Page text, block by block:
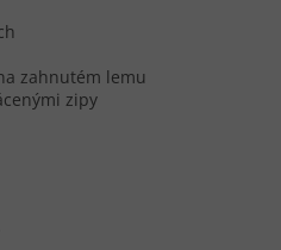
zahnutém lemu
zipy